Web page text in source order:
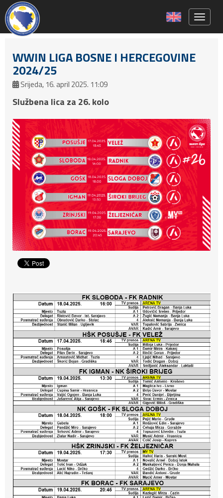
WWIN LIGA BOSNE I HERCEGOVINE
2024/25
Srijeda, 16. april 2025. 11:09
Službena lica za 26. kolo